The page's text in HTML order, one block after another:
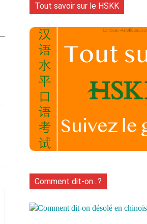
Tout savoir sur le HSKK
Comment dit-on...?